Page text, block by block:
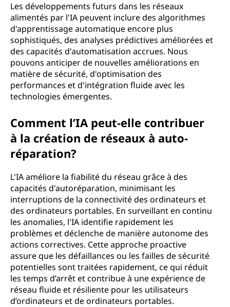
Les développements futurs dans les réseaux
alimentés par l'IA peuvent inclure des algorithmes
d'apprentissage automatique encore plus
sophistiqués, des analyses prédictives améliorées et
des capacités d'automatisation accrues. Nous
pouvons anticiper de nouvelles améliorations en
matière de sécurité, d'optimisation des
performances et d'intégration fluide avec les
technologies émergentes.
Comment l’IA peut-elle contribuer
à la création de réseaux à auto-
réparation?
L'IA améliore la fiabilité du réseau grâce à des
capacités d'autoréparation, minimisant les
interruptions de la connectivité des ordinateurs et
des ordinateurs portables. En surveillant en continu
les anomalies, l'IA identifie rapidement les
problèmes et déclenche de manière autonome des
actions correctives. Cette approche proactive
assure que les défaillances ou les failles de sécurité
potentielles sont traitées rapidement, ce qui réduit
les temps d’arrêt et contribue à une expérience de
réseau fluide et résiliente pour les utilisateurs
d’ordinateurs et de ordinateurs portables.